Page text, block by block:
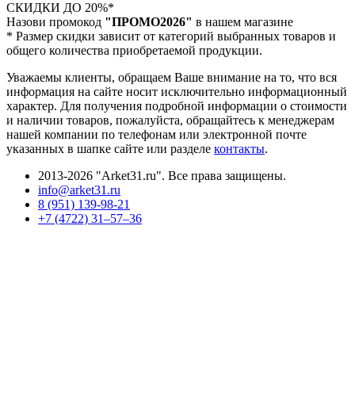
СКИДКИ ДО 20%*
Назови промокод "ПРОМО2026" в нашем магазине
* Размер скидки зависит от категорий выбранных товаров и
общего количества приобретаемой продукции.
Уважаемы клиенты, обращаем Ваше внимание на то, что вся
информация на сайте носит исключительно информационный
характер. Для получения подробной информации о стоимости
и наличии товаров, пожалуйста, обращайтесь к менеджерам
нашей компании по телефонам или электронной почте
указанных в шапке сайте или разделе контакты.
2013-2026 "Arket31.ru". Все права защищены.
info@arket31.ru
8 (951) 139-98-21
+7 (4722) 31‒57‒36